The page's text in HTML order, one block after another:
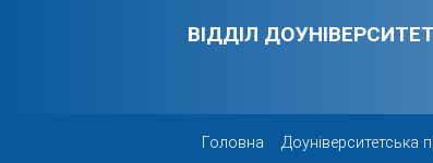
ВІДДІЛ
Головна Доуніверситетська